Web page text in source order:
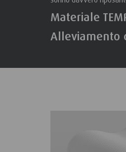
Materiale
Alleviamento